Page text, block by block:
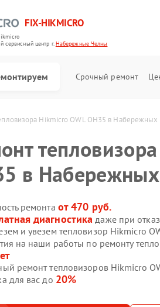
FIX-HIKMICRO
cервисный центр г.Набережные Челны
Срочный ремонт
Hikmicro OWL OH35 в Набережных
в
ремонта от 470 руб.
диагностика даже при
и увезем тепловизор Hikmicro
на наши работы по ремонту
ремонт тепловизоров Hikmicro
для вас до 20%